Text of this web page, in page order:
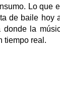
Lo que
de baile hoy
donde la
tiempo real.